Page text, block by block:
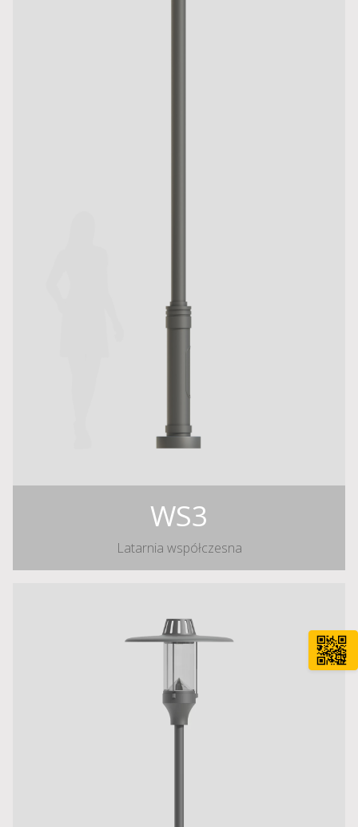
WS3
Latarnia współczesna